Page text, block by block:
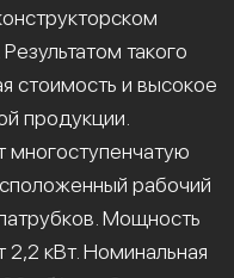
такого
стоимость и высокое
продукции.
многоступенчатую
рабочий
Мощность
2,2 кВт. Номинальная